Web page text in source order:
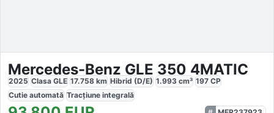
Mercedes-Benz GLE 350 4MATIC
2025 Clasa GLE 17.758 km Hibrid (D/E) 1.993 cm³ 197 CP
Cutie automată Tracțiune integrală